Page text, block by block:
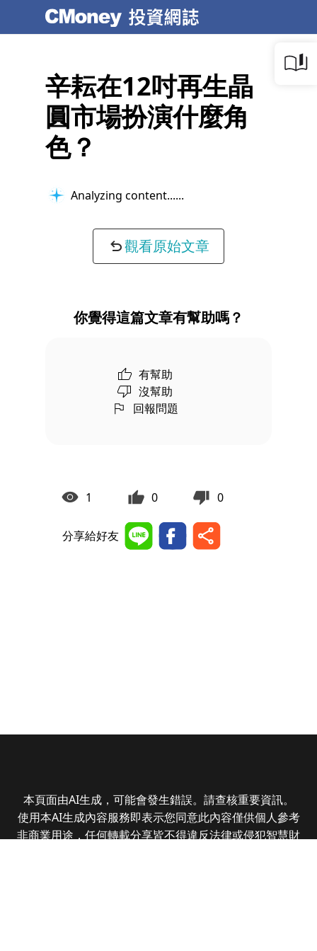
辛耘在12吋再生晶
圓市場扮演什麼角
色？
Analyzing content...
觀看原始文章
你覺得這篇文章有幫助嗎？
有幫助
沒幫助
回報問題
1 0 0
分享給好友
本頁面由AI生成，可能會發生錯誤。請查核重要資訊。
使用本AI生成內容服務即表示您同意此內容僅供個人參考
非商業用途，任何轉載分享皆不得違反法律或侵犯智慧財